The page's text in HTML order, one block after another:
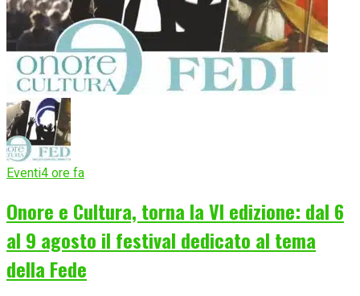
Eventi4 ore fa
Onore e Cultura, torna la VI edizione: dal 6
al 9 agosto il festival dedicato al tema
della Fede